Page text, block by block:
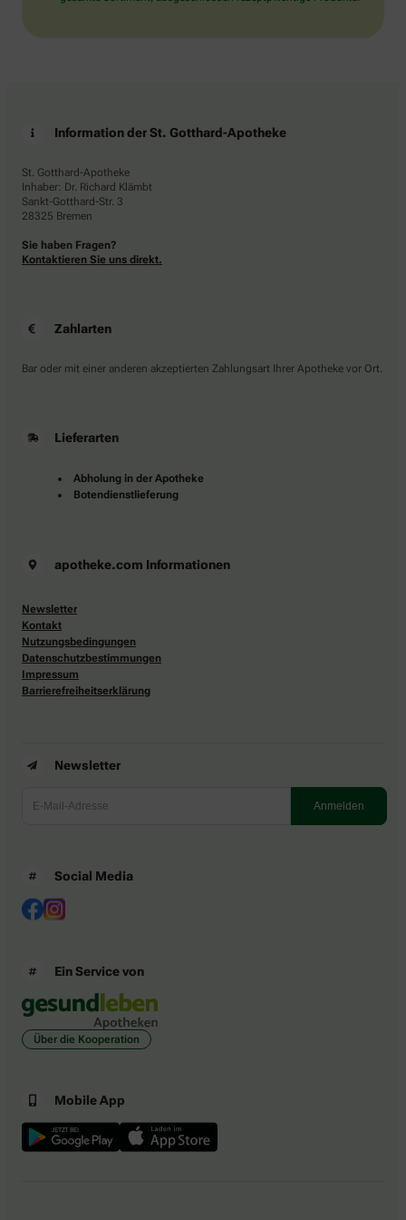
Information der St. Gotthard-Apotheke
St. Gotthard-Apotheke
Inhaber: Dr. Richard Klämbt
Sankt-Gotthard-Str. 3
28325 Bremen
Sie haben Fragen?
Kontaktieren Sie uns direkt.
Zahlarten
Bar oder mit einer anderen akzeptierten Zahlungsart Ihrer Apotheke vor Ort.
Lieferarten
Abholung in der Apotheke
Botendienstlieferung
apotheke.com Informationen
Newsletter
Kontakt
Nutzungsbedingungen
Datenschutzbestimmungen
Impressum
Barrierefreiheitserklärung
Newsletter
Social Media
Ein Service von
Über die Kooperation
Mobile App